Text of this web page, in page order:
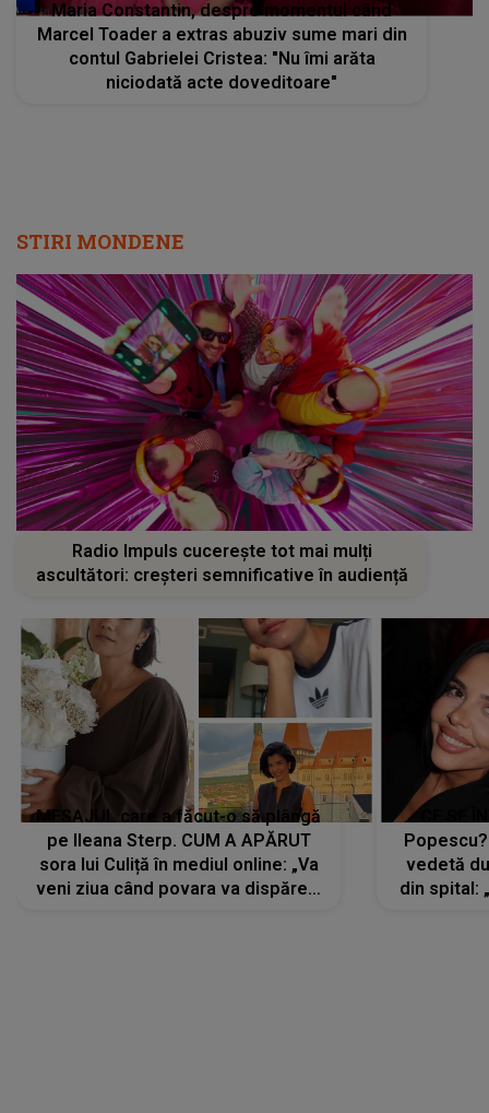
Maria Constantin, despre momentul când
Marcel Toader a extras abuziv sume mari din
contul Gabrielei Cristea: "Nu îmi arăta
niciodată acte doveditoare"
STIRI MONDENE
Radio Impuls cucerește tot mai mulți
ascultători: creșteri semnificative în audiență
MESAJUL care a făcut-o să plângă
pe Ileana Sterp. CUM A APĂRUT
sora lui Culiță în mediul online: „Va
veni ziua când povara va dispărea,
vedetă
din spital: